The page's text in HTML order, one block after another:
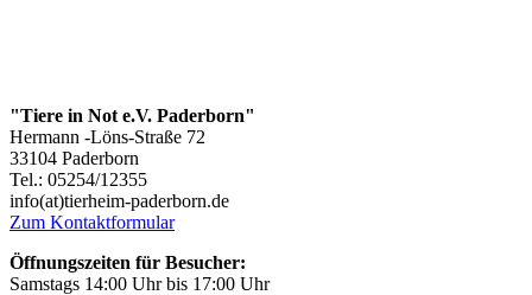
"Tiere in Not e.V. Paderborn"
Hermann -Löns-Straße 72
33104 Paderborn
Tel.: 05254/12355
info(at)tierheim-paderborn.de
Zum Kontaktformular
Öffnungszeiten für Besucher:
Samstags 14:00 Uhr bis 17:00 Uhr